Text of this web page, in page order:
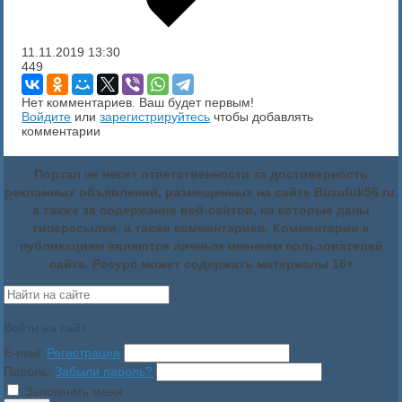
11.11.2019 13:30
449
Нет комментариев. Ваш будет первым!
Войдите илизарегистрируйтесь чтобы добавлять
комментарии
Портал не несет ответственности за достоверность
рекламных объявлений, размещенных на сайте Buzuluk56.ru,
а также за содержание веб-сайтов, на которые даны
гиперссылки, а также комментариев. Комментарии к
публикациям являются личным мнением пользователей
сайта. Ресурс может содержать материалы 16+
Войти на сайт
E-mail: Регистрация
Пароль: Забыли пароль?
Запомнить меня